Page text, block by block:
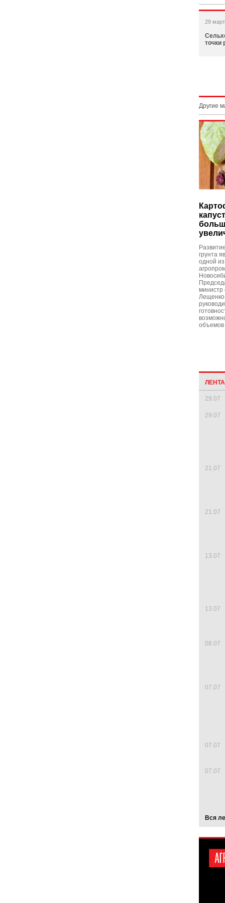
29
точки
Другие
грунта
одной
министр
Лещенко
объемов
29.07
29.07
21.07
21.07
13.07
13.07
08.07
07.07
07.07
07.07
Вся